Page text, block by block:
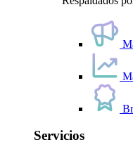
Servicios